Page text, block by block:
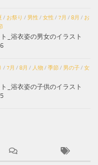
/ お祭り / 男性 / 女性 / 7月 / 8月 / お
_浴衣姿の男女のイラスト
/ 7月 / 8月 / 人物/ 季節/ 男の子/ 女
_浴衣姿の子供のイラスト